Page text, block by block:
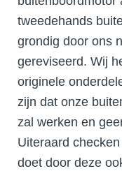
tweedehands
grondig door ons
gereviseerd. Wij
originele
zijn dat onze
zal werken en
Uiteraard
doet door deze